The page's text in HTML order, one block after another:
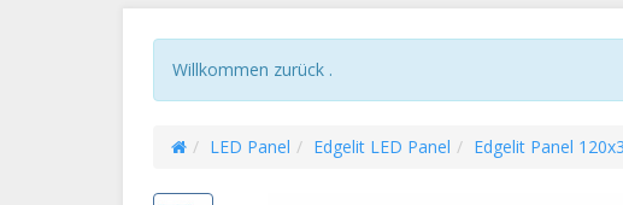
Willkommen zurück .
LED Panel Edgelit LED Panel Edgelit Panel